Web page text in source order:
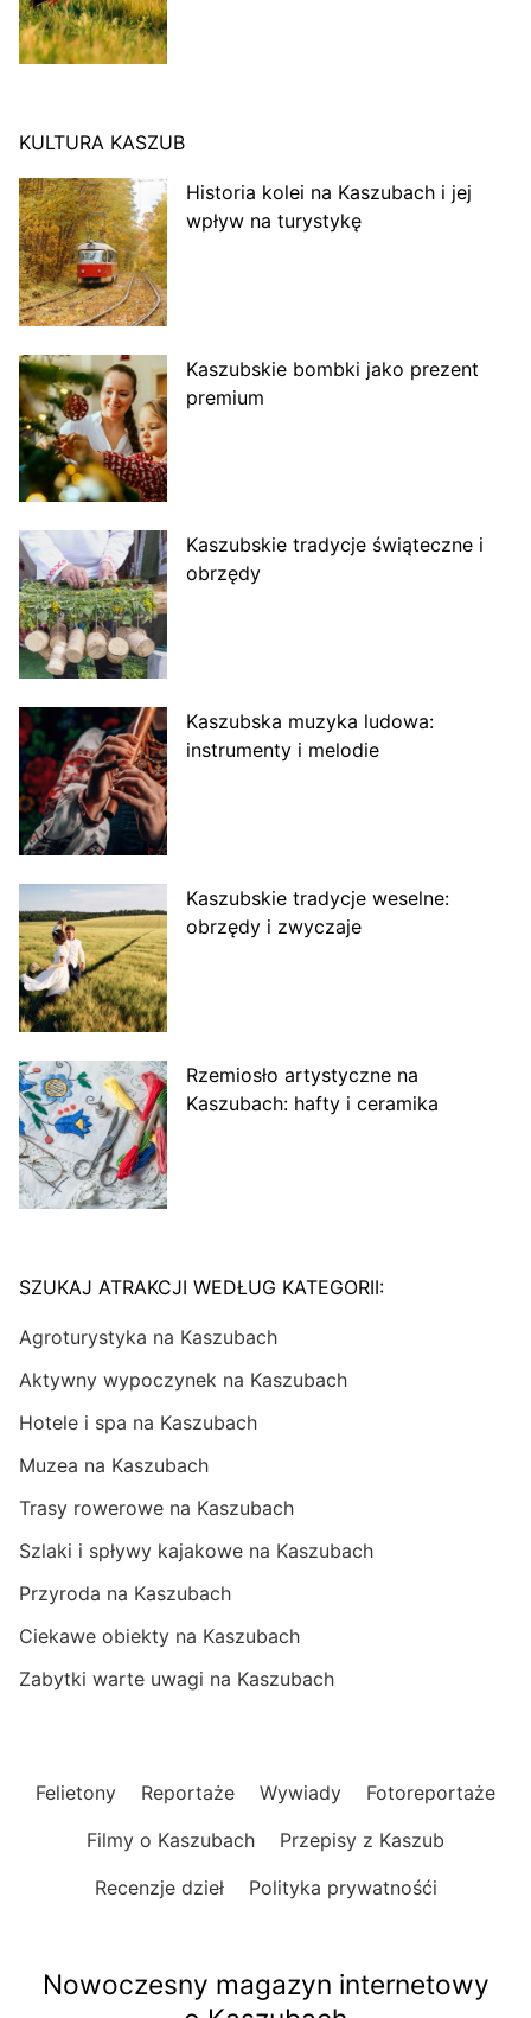
KULTURA KASZUB
Historia kolei na Kaszubach i jej
wpływ na turystykę
Kaszubskie bombki jako prezent
premium
Kaszubskie tradycje świąteczne i
obrzędy
Kaszubska muzyka ludowa:
instrumenty i melodie
Kaszubskie tradycje weselne:
obrzędy i zwyczaje
Rzemiosło artystyczne na
Kaszubach: hafty i ceramika
SZUKAJ ATRAKCJI WEDŁUG KATEGORII:
Agroturystyka na Kaszubach
Aktywny wypoczynek na Kaszubach
Hotele i spa na Kaszubach
Muzea na Kaszubach
Trasy rowerowe na Kaszubach
Szlaki i spływy kajakowe na Kaszubach
Przyroda na Kaszubach
Ciekawe obiekty na Kaszubach
Zabytki warte uwagi na Kaszubach
Felietony Reportaże Wywiady
Fotoreportaże
Filmy o Kaszubach
Przepisy z Kaszub
Recenzje dzieł
Polityka prywatnośći
Nowoczesny magazyn internetowy